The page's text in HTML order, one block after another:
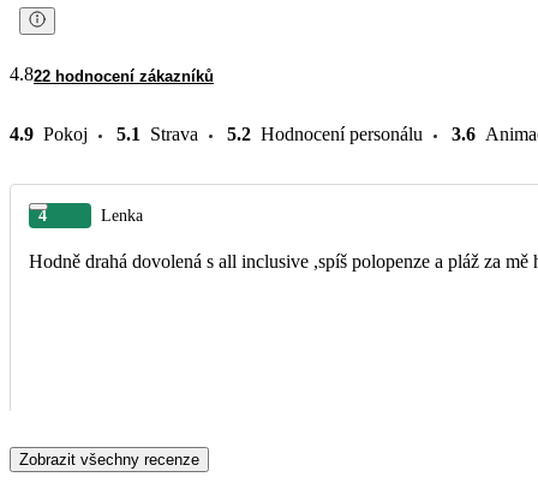
4.822 hodnocení zákazníků
4.9 Pokoj 5.1 Strava 5.2 Hodnocení personálu 3.6
4 Lenka
Hodně drahá dovolená s all inclusive ,spíš polopenze a pláž za
Zobrazit všechny recenze